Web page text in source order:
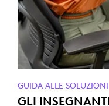
GUIDA ALLE SOLUZIONI
GLI